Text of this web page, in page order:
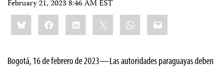
February 21, 2023 8:46 AM EST
Share
this:BlueskyFacebookLinkedIn WhatsApp
Email
Bogotá, 16 de febrero de 2023—Las autoridades paraguayas deben